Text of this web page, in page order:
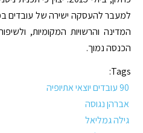
למעבר להעסקה ישירה של עובדים
המדינה והרשויות המקומיות,
הכנסה נמוך.
Tags:
90 עובדים יוצאי אתיופיה
אברהן נגוסה
גילה גמליאל